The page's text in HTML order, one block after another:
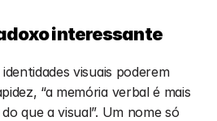
interessante
visuais poderem
“a memória verbal é mais
que a visual”. Um nome só